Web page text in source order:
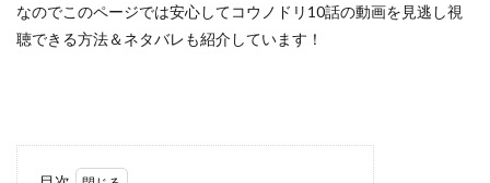
なのでこのページでは安心してコウノドリ10話の動画を見逃し視
聴できる方法＆ネタバレも紹介しています！